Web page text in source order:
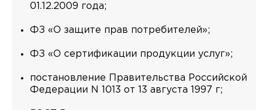
01.12.2009 года;
ФЗ «О защите прав потребителей»;
ФЗ «О сертификации продукции услуг»;
постановление Правительства Российской
Федерации N 1013 от 13 августа 1997 г;